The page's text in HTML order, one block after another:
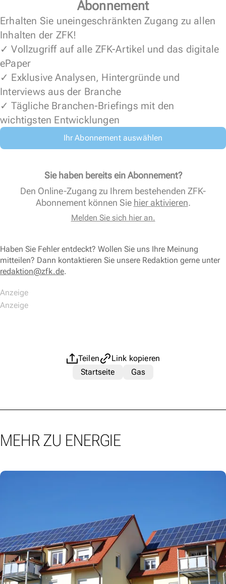
Abonnement
Erhalten Sie uneingeschränkten Zugang zu allen
Inhalten der ZFK!
✓ Vollzugriff auf alle ZFK-Artikel und das digitale
ePaper
✓ Exklusive Analysen, Hintergründe und
Interviews aus der Branche
✓ Tägliche Branchen-Briefings mit den
wichtigsten Entwicklungen
Ihr Abonnement auswählen
Sie haben bereits ein Abonnement?
Den Online-Zugang zu Ihrem bestehenden ZFK-
Abonnement können Sie hier aktivieren.
Melden Sie sich hier an.
Haben Sie Fehler entdeckt? Wollen Sie uns Ihre Meinung
mitteilen? Dann kontaktieren Sie unsere Redaktion gerne unter
redaktion@zfk.de.
Teilen
Link kopieren
Startseite
Gas
MEHR ZU ENERGIE